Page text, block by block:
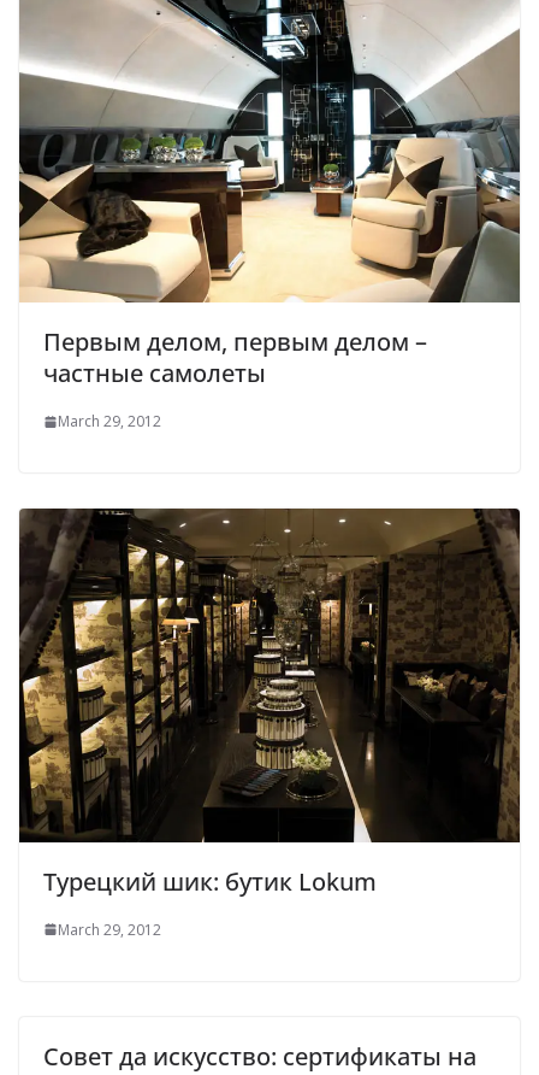
Первым делом, первым делом –
частные самолеты
March 29, 2012
Турецкий шик: бутик Lokum
March 29, 2012
Совет да искусство: сертификаты на